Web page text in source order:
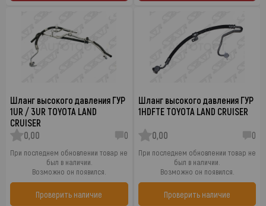
Шланг высокого давления ГУР
1UR / 3UR TOYOTA LAND
CRUISER
0,00
0
При последнем обновлении товар не
был в наличии.
Возможно он появился.
Проверить наличие
Шланг высокого давления ГУР
1HDFTE TOYOTA LAND CRUISER
0,00 0
При последнем обновлении товар не
был в наличии.
Возможно он появился.
Проверить наличие